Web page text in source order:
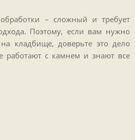
– сложный и требует
Поэтому, если вам нужно
кладбище, доверьте это дело
работают с камнем и знают все